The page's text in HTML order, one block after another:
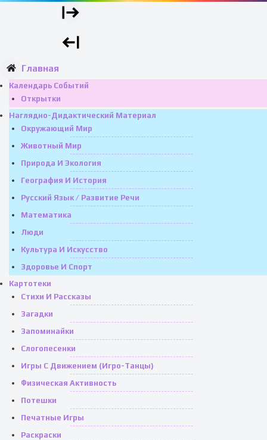
Главная
Календарь Событий
Открытки
Наглядно-Дидактический Материал
Окружающий Мир
Животный Мир
Природа И Экология
География И История
Русский Язык / Развитие Речи
Математика
Люди
Культура И Искусство
Здоровье И Спорт
Картотеки
Стихи И Рассказы
Загадки
Запоминайки
Слогопесенки
Игры С Движением (игро-Танцы)
Физическая Активность
Потешки
Печатные Игры
Раскраски